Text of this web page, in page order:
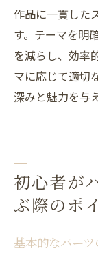
作品に一貫した
す。テーマを明
を減らし、効率
マに応じて適切
深みと魅力を与
初心者が
ぶ際のポ
基本的なパー